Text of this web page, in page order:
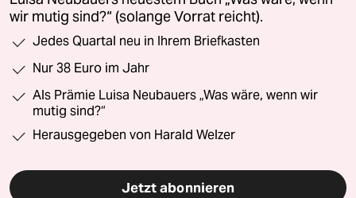
wir mutig sind?“ (solange Vorrat reicht).
Jedes Quartal neu in Ihrem Briefkasten
Nur 38 Euro im Jahr
Als Prämie Luisa Neubauers „Was wäre, wenn wir
mutig sind?“
Herausgegeben von Harald Welzer
Jetzt abonnieren